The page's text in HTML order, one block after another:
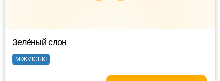
Зелёный слон
МІЖМІСЬКІ